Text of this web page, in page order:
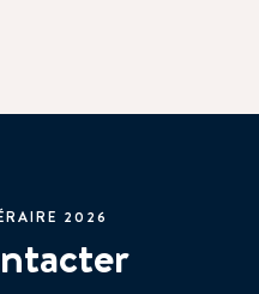
2026